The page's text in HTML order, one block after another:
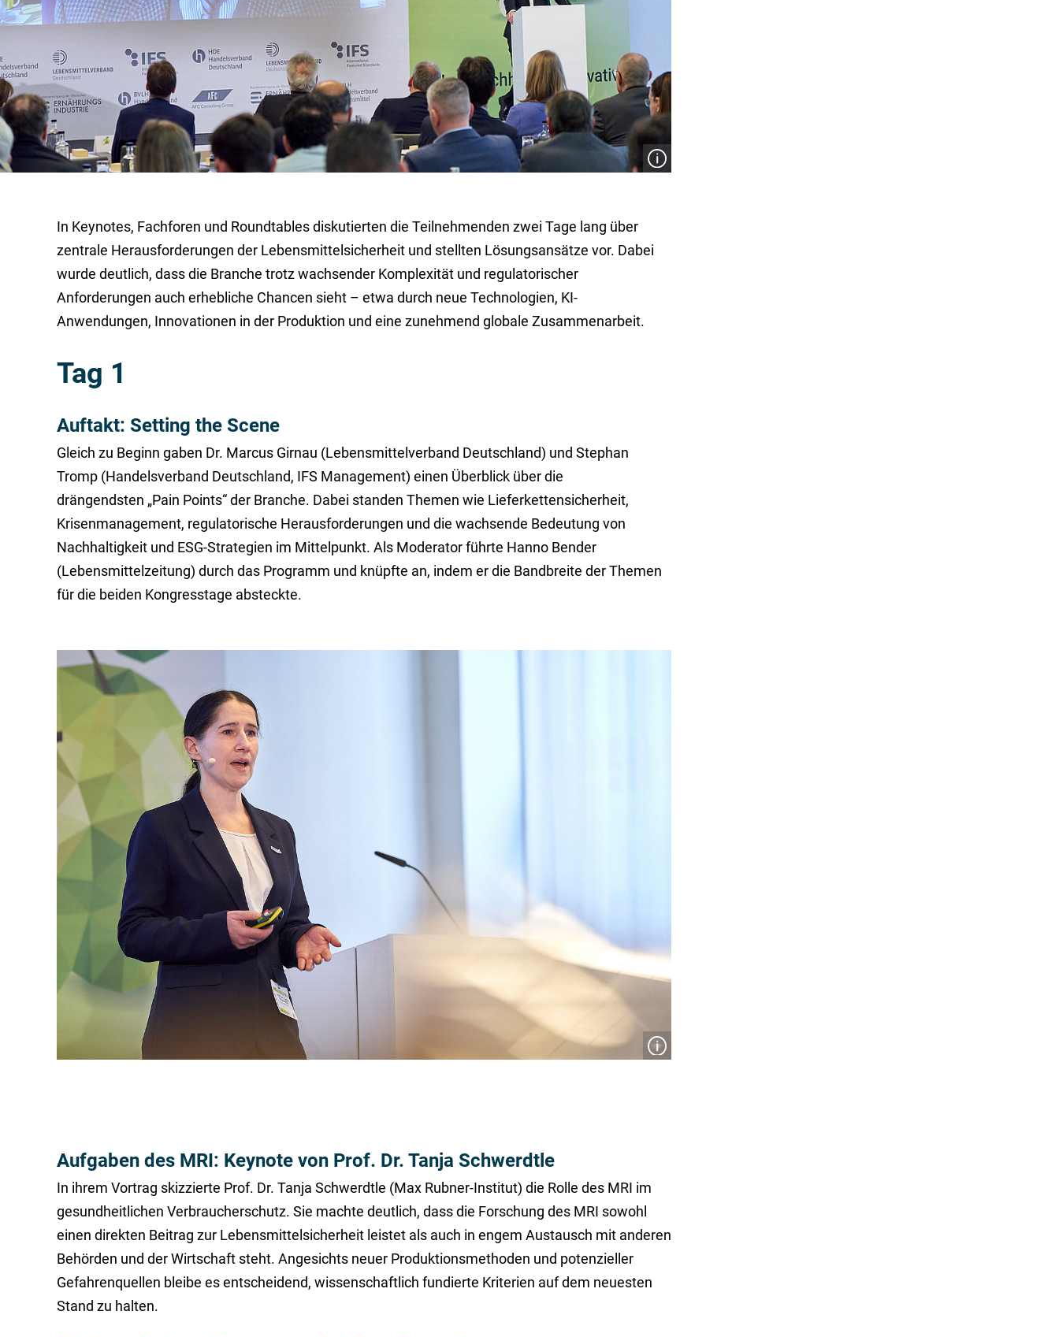
In Keynotes, Fachforen und Roundtables diskutierten die Teilnehmenden zwei Tage lang über
zentrale Herausforderungen der Lebensmittelsicherheit und stellten Lösungsansätze vor. Dabei
wurde deutlich, dass die Branche trotz wachsender Komplexität und regulatorischer
Anforderungen auch erhebliche Chancen sieht – etwa durch neue Technologien, KI-
Anwendungen, Innovationen in der Produktion und eine zunehmend globale Zusammenarbeit.
Tag 1
Auftakt: Setting the Scene
Gleich zu Beginn gaben Dr. Marcus Girnau (Lebensmittelverband Deutschland) und Stephan
Tromp (Handelsverband Deutschland, IFS Management) einen Überblick über die
drängendsten „Pain Points“ der Branche. Dabei standen Themen wie Lieferkettensicherheit,
Krisenmanagement, regulatorische Herausforderungen und die wachsende Bedeutung von
Nachhaltigkeit und ESG-Strategien im Mittelpunkt. Als Moderator führte Hanno Bender
(Lebensmittelzeitung) durch das Programm und knüpfte an, indem er die Bandbreite der Themen
für die beiden Kongresstage absteckte.
Aufgaben des MRI: Keynote von Prof. Dr. Tanja Schwerdtle
In ihrem Vortrag skizzierte Prof. Dr. Tanja Schwerdtle (Max Rubner-Institut) die Rolle des MRI im
gesundheitlichen Verbraucherschutz. Sie machte deutlich, dass die Forschung des MRI sowohl
einen direkten Beitrag zur Lebensmittelsicherheit leistet als auch in engem Austausch mit anderen
Behörden und der Wirtschaft steht. Angesichts neuer Produktionsmethoden und potenzieller
Gefahrenquellen bleibe es entscheidend, wissenschaftlich fundierte Kriterien auf dem neuesten
Stand zu halten.